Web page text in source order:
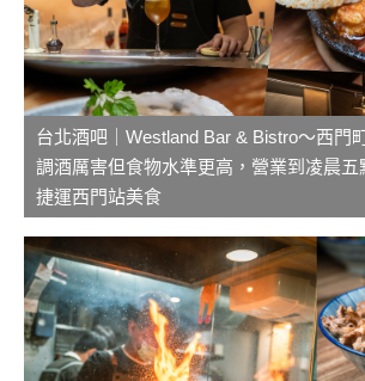
台北酒吧｜Westland Bar & Bistro～西門
調酒厲害但食物水準更高，營業到凌晨五
捷運西門站美食